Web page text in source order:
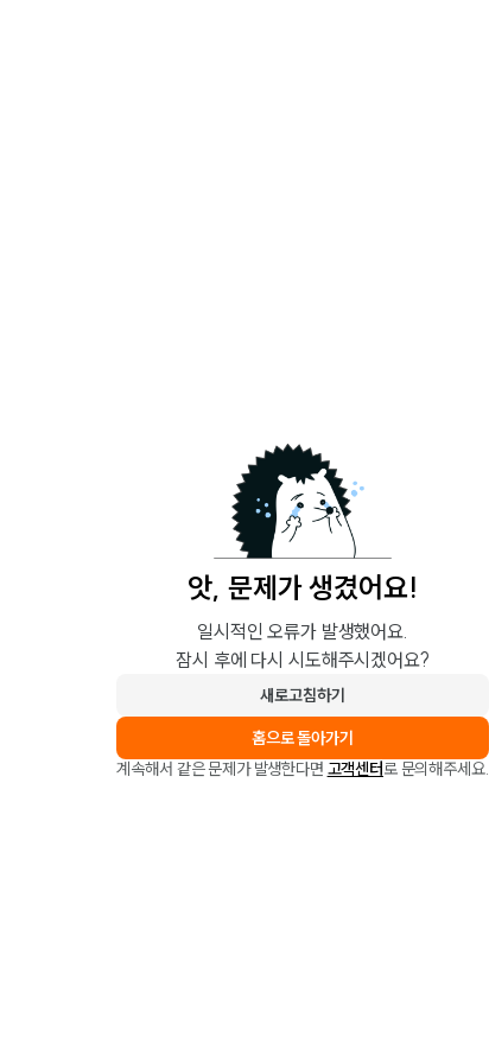
앗, 문제가 생겼어요!
일시적인 오류가 발생했어요.
잠시 후에 다시 시도해주시겠어요?
새로고침하기
홈으로 돌아가기
계속해서 같은 문제가 발생한다면 고객센터로 문의해주세요.